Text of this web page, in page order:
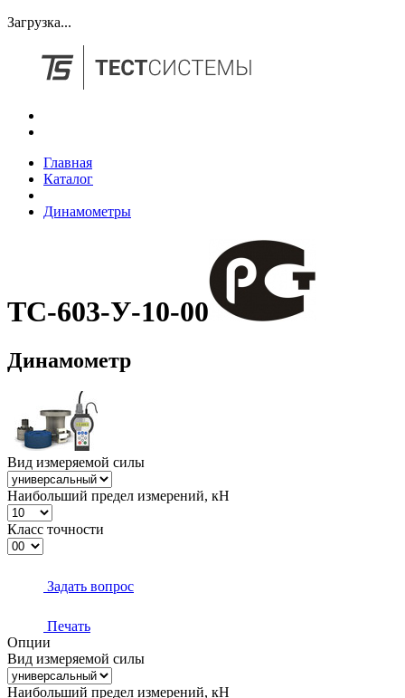
Загрузка...
Главная
Каталог
Динамометры
ТС-603-У-10-00
Динамометр
Вид измеряемой силы
Наибольший предел измерений, кН
Класс точности
Задать вопрос
Печать
Опции
Вид измеряемой силы
Наибольший предел измерений, кН